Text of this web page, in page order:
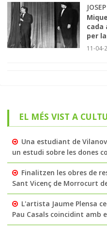
cada
per
11-04-
EL MÉS VIST A
Una estudiant de
un estudi sobre les dones
Finalitzen les obres de
Sant Vicenç de Morrocurt
L'artista Jaume Plensa
Pau Casals coincidint amb